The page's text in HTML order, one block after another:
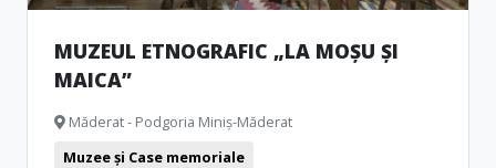
MUZEUL ETNOGRAFIC „LA MOȘU ȘI
MAICA”
Măderat - Podgoria Miniș-Măderat
Muzee și Case memoriale